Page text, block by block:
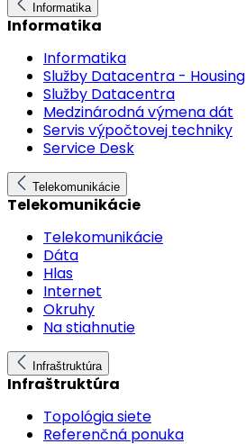
Informatika
Informatika
Informatika
Služby Datacentra - Housing
Služby Datacentra
Medzinárodná výmena dát
Servis výpočtovej techniky
Service Desk
Telekomunikácie
Telekomunikácie
Telekomunikácie
Dáta
Hlas
Internet
Okruhy
Na stiahnutie
Infraštruktúra
Infraštruktúra
Topológia siete
Referenčná ponuka